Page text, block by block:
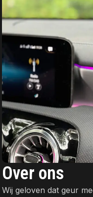
Over ons
Wij geloven dat geur